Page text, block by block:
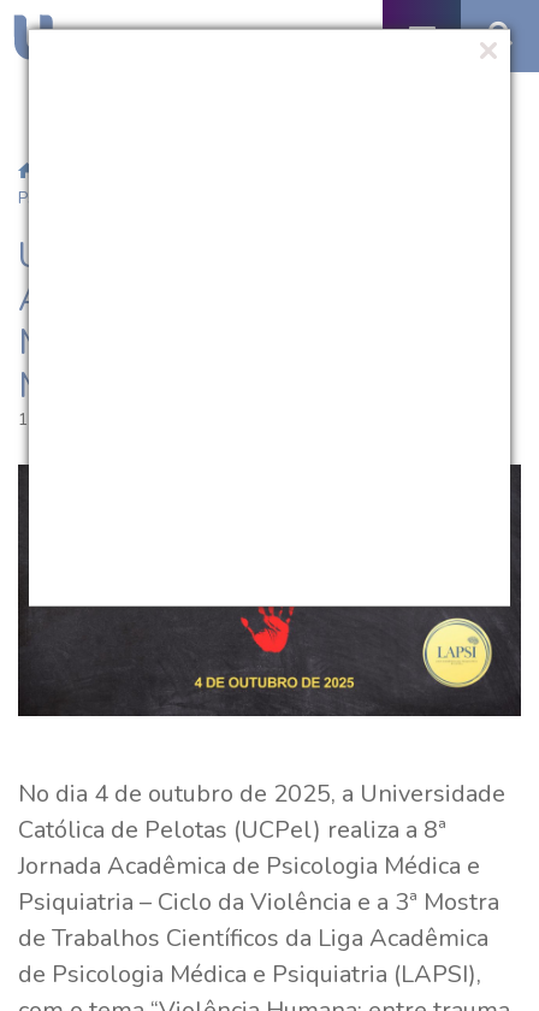
Psicologia Médica e Psiquiatria e 3ª Mostra da LAPSI
UCPel promove 8ª Jornada
Acadêmica de Psicologia
Médica e Psiquiatria e 3ª
Mostra da LAPSI
11.09.2025 | 17:00
No dia 4 de outubro de 2025, a Universidade
Católica de Pelotas (UCPel) realiza a 8ª
Jornada Acadêmica de Psicologia Médica e
Psiquiatria – Ciclo da Violência e a 3ª Mostra
de Trabalhos Científicos da Liga Acadêmica
de Psicologia Médica e Psiquiatria (LAPSI),